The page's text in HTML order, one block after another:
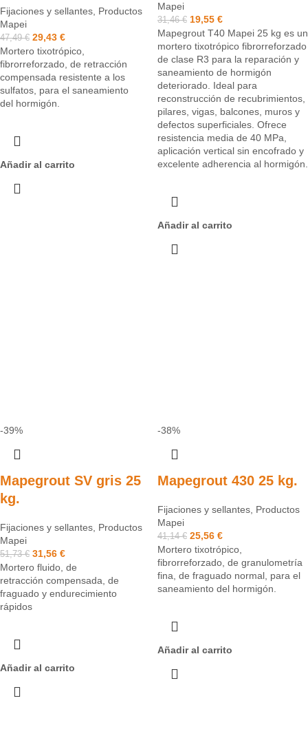
Fijaciones y sellantes Productos
Mapei
47,49€ 29,43 €
Mortero tixotrópico,
fibrorreforzado, de retracción
compensada resistente a los
sulfatos, para el saneamiento
del hormigón.
Añadir al carrito
Mapei
31,46€ 19,55 €
Mapegrout T40 Mapei 25 kg es un
mortero tixotrópico fibrorreforzado
de clase R3 para la reparación y
saneamiento de hormigón
deteriorado. Ideal para
reconstrucción de recubrimientos,
pilares, vigas, balcones, muros y
defectos superficiales. Ofrece
resistencia media de 40 MPa,
aplicación vertical sin encofrado y
excelente adherencia al hormigón.
Añadir al carrito
-39%
Mapegrout SV gris 25
kg.
Fijaciones y sellantes Productos
Mapei
51,73€ 31,56 €
Mortero fluido, de
retracción compensada, de
fraguado y endurecimiento
rápidos
Añadir al carrito
-38%
Mapegrout 430 25 kg.
Fijaciones y sellantes Productos
Mapei
41,14€ 25,56 €
Mortero tixotrópico,
fibrorreforzado, de granulometría
fina, de fraguado normal, para el
saneamiento del hormigón.
Añadir al carrito